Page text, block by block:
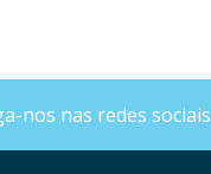
nos nas redes sociais